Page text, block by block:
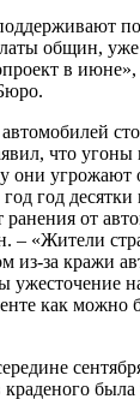
общин,
в
что угоны
они угрожают
год десятки
от
– «Жители
из-за кражи
ужесточение
как можно
была